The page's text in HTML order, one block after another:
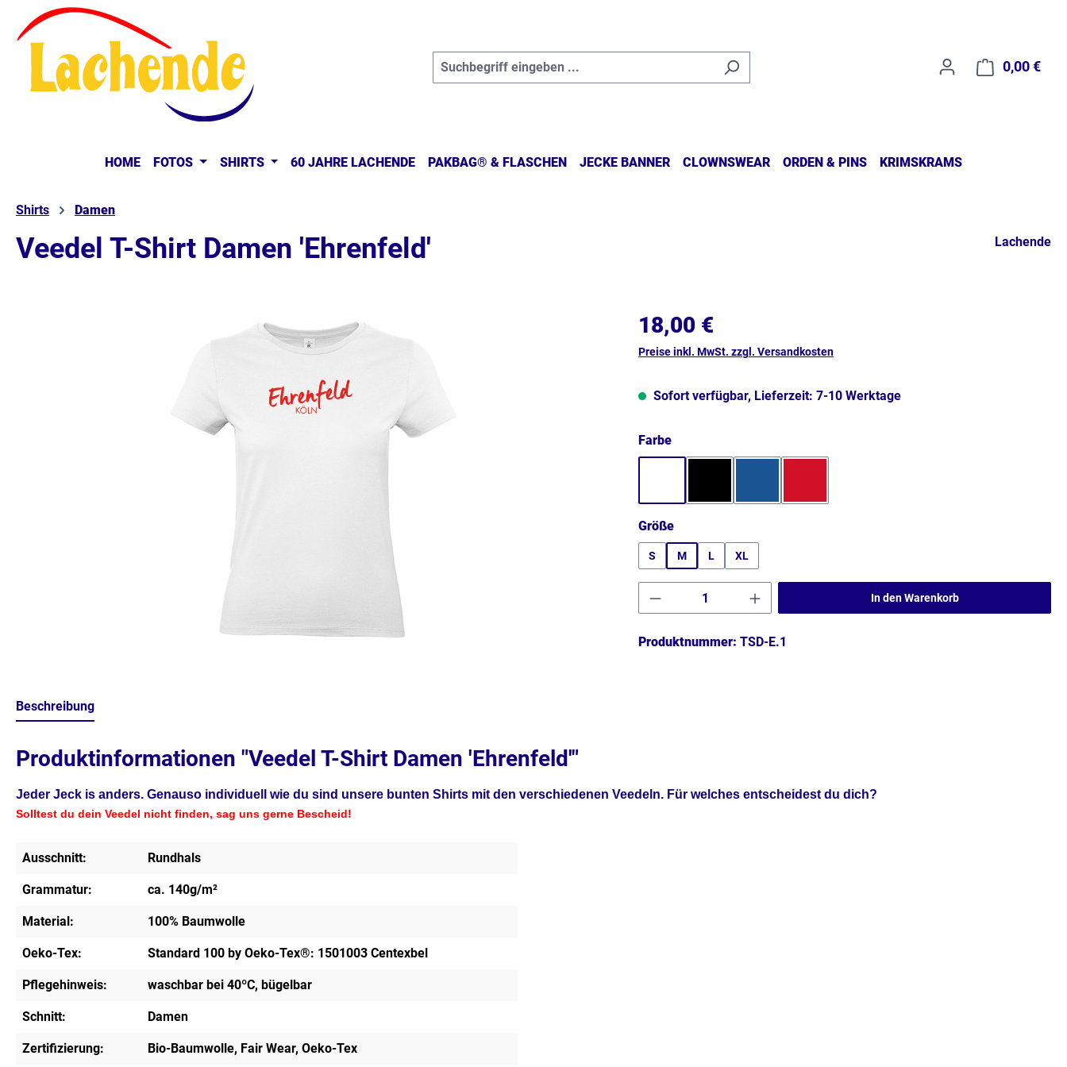
Zur Hauptnavigation springen
0,00 €
HOME FOTOS SHIRTS 60 JAHRE LACHENDE PAKBAG® & FLASCHEN JECKE BANNER CLOWNSWEAR ORDEN & PINS KRIMSKRAMS
Shirts Damen
Veedel T-Shirt Damen 'Ehrenfeld' Lachende
18,00 €
Preise inkl. MwSt. zzgl. Versandkosten
Sofort verfügbar, Lieferzeit: 7-10 Werktage
Farbeauswählen
Größeauswählen
S M L XL
Produkt Anzahl: Gib den gewünschten Wert ein
In den Warenkorb
Produktnummer: TSD-E.1
Beschreibung
Produktinformationen "Veedel T-Shirt Damen 'Ehrenfeld'"
Jeder Jeck is anders. Genauso individuell wie du sind unsere bunten Shirts mit den verschiedenen Veedeln. Für welches entscheidest du dich?
Solltest du dein Veedel nicht finden, sag uns gerne Bescheid!
Ausschnitt: Rundhals
Grammatur: ca. 140g/m²
Material: 100% Baumwolle
Oeko-Tex: Standard 100 by Oeko-Tex®: 1501003 Centexbel
Pflegehinweis: waschbar bei 40ºC, bügelbar
Schnitt: Damen
Zertifizierung: Bio-Baumwolle, Fair Wear, Oeko-Tex